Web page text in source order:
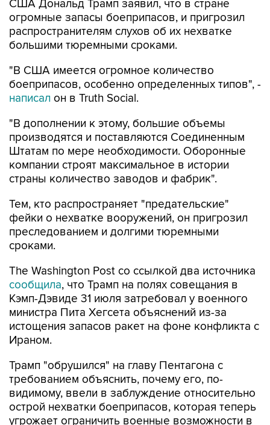
США Дональд Трамп заявил, что в стране
огромные запасы боеприпасов, и пригрозил
распространителям слухов об их нехватке
большими тюремными сроками.
"В США имеется огромное количество
боеприпасов, особенно определенных типов", -
написал он в Truth Social.
"В дополнении к этому, большие объемы
производятся и поставляются Соединенным
Штатам по мере необходимости. Оборонные
компании строят максимальное в истории
страны количество заводов и фабрик".
Тем, кто распространяет "предательские"
фейки о нехватке вооружений, он пригрозил
преследованием и долгими тюремными
сроками.
The Washington Post со ссылкой два источника
сообщила, что Трамп на полях совещания в
Кэмп-Дэвиде 31 июля затребовал у военного
министра Пита Хегсета объяснений из-за
истощения запасов ракет на фоне конфликта с
Ираном.
Трамп "обрушился" на главу Пентагона с
требованием объяснить, почему его, по-
видимому, ввели в заблуждение относительно
острой нехватки боеприпасов, которая теперь
угрожает ограничить военные возможности в